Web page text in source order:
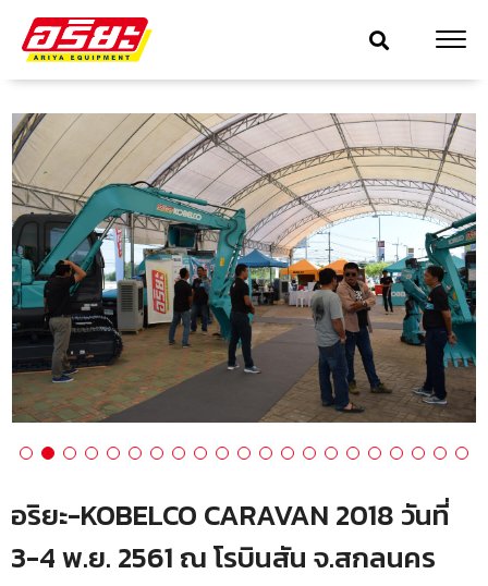
อริยะ-KOBELCO CARAVAN 2018 วันที่
3-4 พ.ย. 2561 ณ โรบินสัน จ.สกลนคร